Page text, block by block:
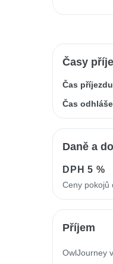
Časy
Čas příjezdu
Čas
Daně a
DPH5 %
Ceny pokojů
Příjem
OwlJourney